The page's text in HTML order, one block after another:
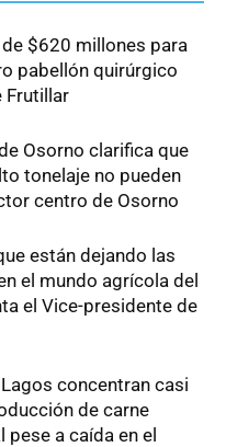
$620 millones para
pabellón quirúrgico
Frutillar
Osorno clarifica que
tonelaje no pueden
centro de Osorno
están dejando las
el mundo agrícola del
el Vice-presidente de
concentran casi
de carne
pese a caída en el